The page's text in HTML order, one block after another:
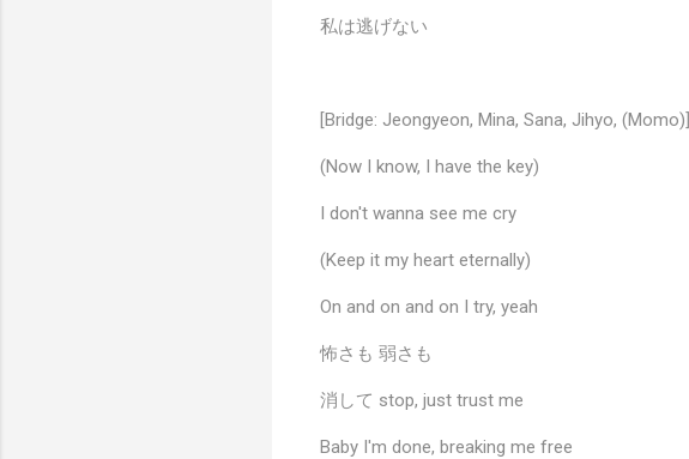
私は逃げない
[Bridge: Jeongyeon, Mina, Sana, Jihyo, (Momo)]
(Now I know, I have the key)
I don't wanna see me cry
(Keep it my heart eternally)
On and on and on I try, yeah
怖さも 弱さも
消して stop, just trust me
Baby I'm done, breaking me free